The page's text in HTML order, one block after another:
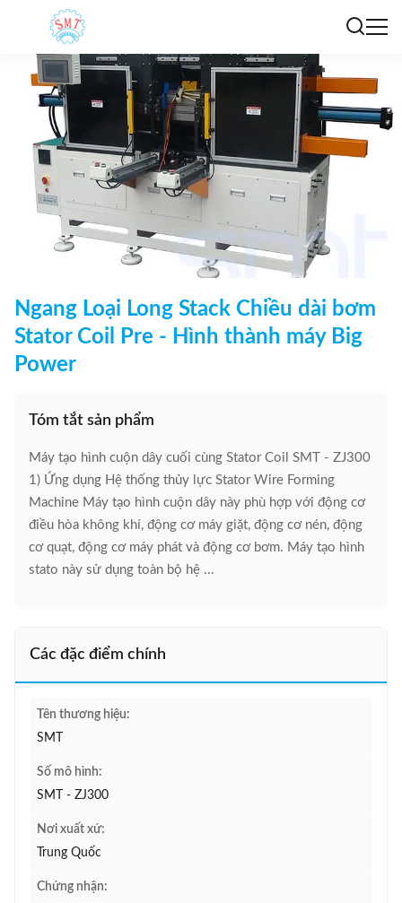
Ngang Loại Long Stack Chiều dài bơm
Stator Coil Pre - Hình thành máy Big
Power
Tóm tắt sản phẩm
Máy tạo hình cuộn dây cuối cùng Stator Coil SMT - ZJ300
1) Ứng dụng Hệ thống thủy lực Stator Wire Forming
Machine Máy tạo hình cuộn dây này phù hợp với động cơ
điều hòa không khí, động cơ máy giặt, động cơ nén, động
cơ quạt, động cơ máy phát và động cơ bơm. Máy tạo hình
stato này sử dụng toàn bộ hệ ...
Các đặc điểm chính
Tên thương hiệu:
SMT
Số mô hình:
SMT - ZJ300
Nơi xuất xứ:
Trung Quốc
Chứng nhận: